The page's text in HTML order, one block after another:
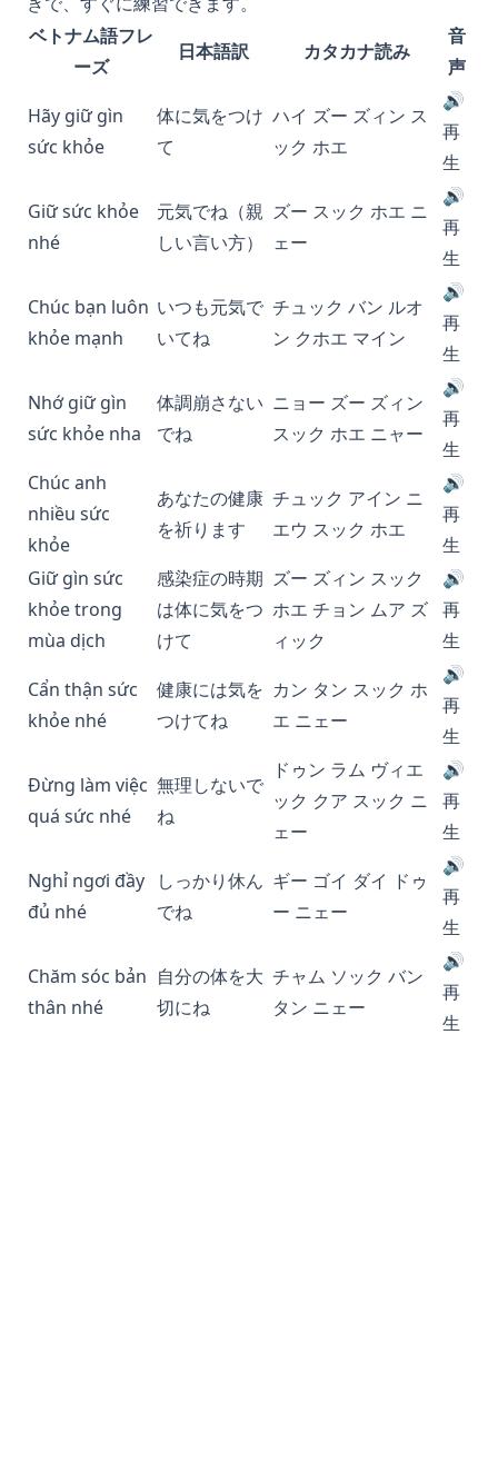
ベトナム語フレ
ーズ
日本語訳 カタカナ読み
音
声
Hãy giữ gìn
sức khỏe
体に気をつけ
て
ハイ ズー ズィン ス
ック ホエ
🔊
再
生
Giữ sức khỏe
nhé
元気でね（親
しい言い方）
ズー スック ホエ ニ
ェー
🔊
再
生
Chúc bạn luôn
khỏe mạnh
いつも元気で
いてね
チュック バン ルオ
ン クホエ マイン
🔊
再
生
Nhớ giữ gìn
sức khỏe nha
体調崩さない
でね
ニョー ズー ズィン
スック ホエ ニャー
🔊
再
生
Chúc anh
nhiều sức
khỏe
あなたの健康
を祈ります
チュック アイン ニ
エウ スック ホエ
🔊
再
生
Giữ gìn sức
khỏe trong
mùa dịch
感染症の時期
は体に気をつ
けて
ズー ズィン スック
ホエ チョン ムア ズ
ィック
🔊
再
生
Cẩn thận sức
khỏe nhé
健康には気を
つけてね
カン タン スック ホ
エ ニェー
🔊
再
生
Đừng làm việc
quá sức nhé
無理しないで
ね
ドゥン ラム ヴィエ
ック クア スック ニ
ェー
🔊
再
生
Nghỉ ngơi đầy
đủ nhé
しっかり休ん
でね
ギー ゴイ ダイ ドゥ
ー ニェー
🔊
再
生
Chăm sóc bản
thân nhé
自分の体を大
切にね
チャム ソック バン
タン ニェー
🔊
再
生